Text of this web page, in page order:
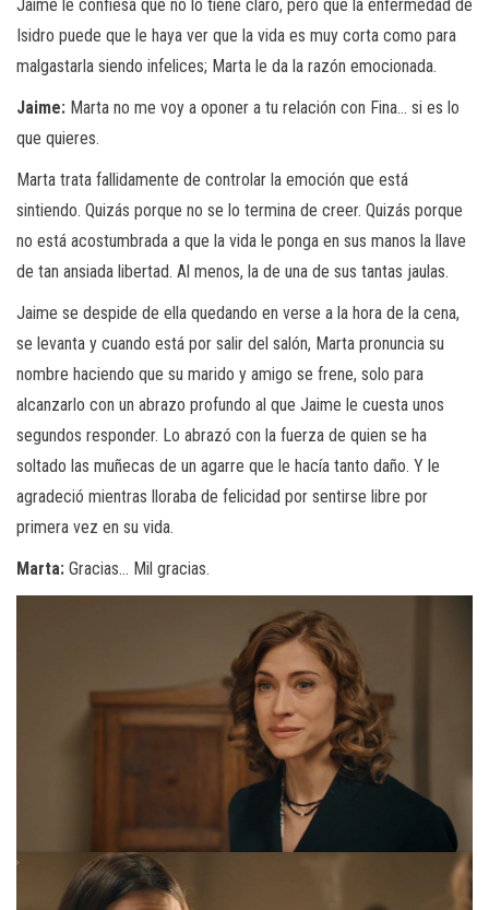
Jaime le confiesa que no lo tiene claro, pero que la enfermedad de
Isidro puede que le haya ver que la vida es muy corta como para
malgastarla siendo infelices; Marta le da la razón emocionada.
Jaime: Marta no me voy a oponer a tu relación con Fina… si es lo
que quieres.
Marta trata fallidamente de controlar la emoción que está
sintiendo. Quizás porque no se lo termina de creer. Quizás porque
no está acostumbrada a que la vida le ponga en sus manos la llave
de tan ansiada libertad. Al menos, la de una de sus tantas jaulas.
Jaime se despide de ella quedando en verse a la hora de la cena,
se levanta y cuando está por salir del salón, Marta pronuncia su
nombre haciendo que su marido y amigo se frene, solo para
alcanzarlo con un abrazo profundo al que Jaime le cuesta unos
segundos responder. Lo abrazó con la fuerza de quien se ha
soltado las muñecas de un agarre que le hacía tanto daño. Y le
agradeció mientras lloraba de felicidad por sentirse libre por
primera vez en su vida.
Marta: Gracias… Mil gracias.